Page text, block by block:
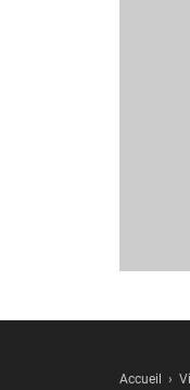
Accueil